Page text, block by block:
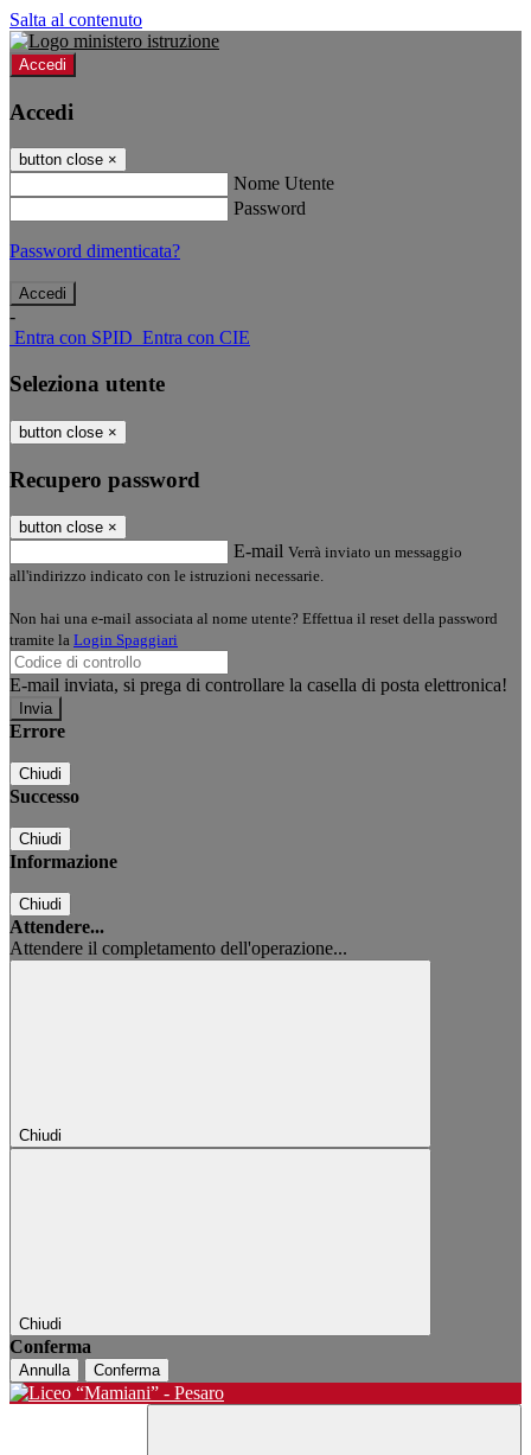
Salta al contenuto
Accedi
Accedi
button close ×
Nome Utente
Password
Password dimenticata?
-
Entra con SPID Entra con CIE
Seleziona utente
button close ×
Recupero password
button close ×
E-mail Verrà inviato un messaggio
all'indirizzo indicato con le istruzioni necessarie.
Non hai una e-mail associata al nome utente? Effettua il reset della password
tramite la Login Spaggiari
E-mail inviata, si prega di controllare la casella di posta elettronica!
Errore
Chiudi
Successo
Chiudi
Informazione
Chiudi
Attendere...
Attendere il completamento dell'operazione...
Chiudi
Chiudi
Conferma
Annulla Conferma